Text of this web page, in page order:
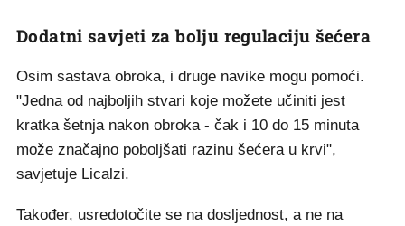
Dodatni savjeti za bolju regulaciju šećera
Osim sastava obroka, i druge navike mogu pomoći.
"Jedna od najboljih stvari koje možete učiniti jest
kratka šetnja nakon obroka - čak i 10 do 15 minuta
može značajno poboljšati razinu šećera u krvi",
savjetuje Licalzi.
Također, usredotočite se na dosljednost, a ne na